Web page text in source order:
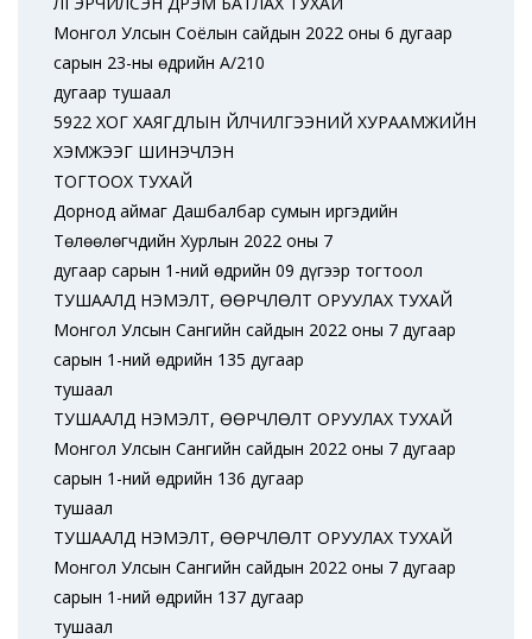
Монгол Улсын Соёлын сайдын 2022 оны 6 дугаар
сарын 23-ны өдрийн А/210
дугаар тушаал
5922 ХОГ ХАЯГДЛЫН ҮЙЛЧИЛГЭЭНИЙ ХУРААМЖИЙН
ХЭМЖЭЭГ ШИНЭЧЛЭН
ТОГТООХ ТУХАЙ
Дорнод аймаг Дашбалбар сумын иргэдийн
Төлөөлөгчдийн Хурлын 2022 оны 7
дугаар сарын 1-ний өдрийн 09 дүгээр тогтоол
ТУШААЛД НЭМЭЛТ, ӨӨРЧЛӨЛТ ОРУУЛАХ ТУХАЙ
Монгол Улсын Сангийн сайдын 2022 оны 7 дугаар
сарын 1-ний өдрийн 135 дугаар
тушаал
ТУШААЛД НЭМЭЛТ, ӨӨРЧЛӨЛТ ОРУУЛАХ ТУХАЙ
Монгол Улсын Сангийн сайдын 2022 оны 7 дугаар
сарын 1-ний өдрийн 136 дугаар
тушаал
ТУШААЛД НЭМЭЛТ, ӨӨРЧЛӨЛТ ОРУУЛАХ ТУХАЙ
Монгол Улсын Сангийн сайдын 2022 оны 7 дугаар
сарын 1-ний өдрийн 137 дугаар
тушаал